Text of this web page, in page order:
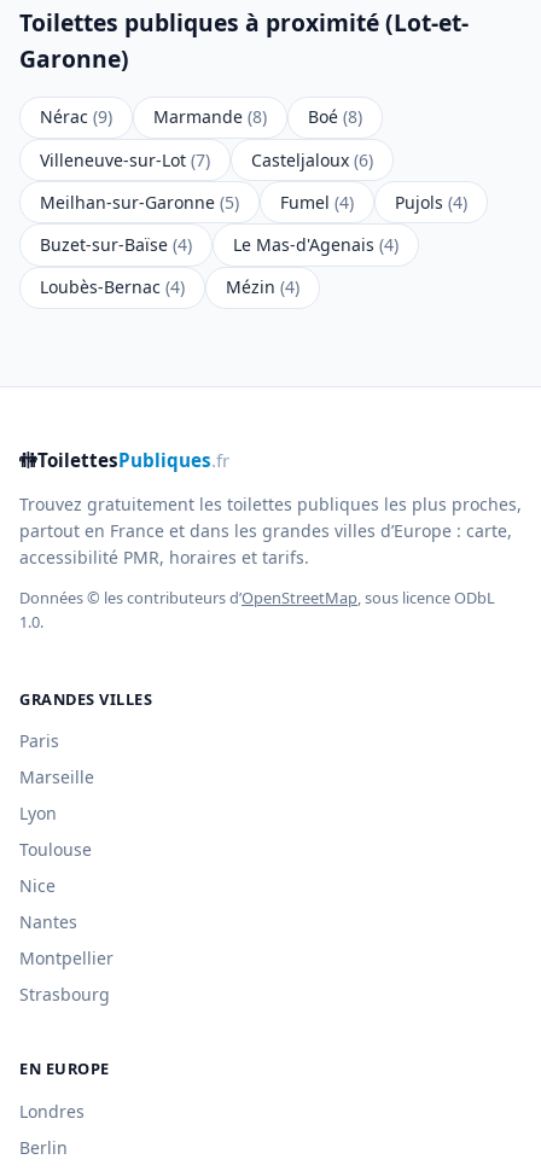
Toilettes publiques à proximité (Lot-et-
Garonne)
Nérac (9) Marmande (8) Boé (8)
Villeneuve-sur-Lot (7) Casteljaloux (6)
Meilhan-sur-Garonne (5) Fumel (4) Pujols (4)
Buzet-sur-Baïse (4) Le Mas-d'Agenais (4)
Loubès-Bernac (4) Mézin (4)
🚻ToilettesPubliques.fr
Trouvez gratuitement les toilettes publiques les plus proches,
partout en France et dans les grandes villes d’Europe : carte,
accessibilité PMR, horaires et tarifs.
Données © les contributeurs d’OpenStreetMap, sous licence ODbL
1.0.
GRANDES VILLES
Paris
Marseille
Lyon
Toulouse
Nice
Nantes
Montpellier
Strasbourg
EN EUROPE
Londres
Berlin